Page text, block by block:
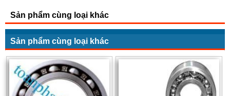
Sản phẩm cùng loại khác
Sản phẩm cùng loại khác